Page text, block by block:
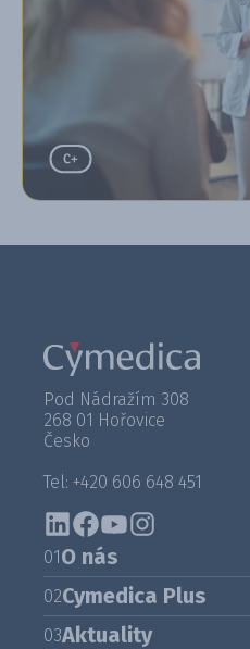
Pod Nádražím 308
268 01 Hořovice
Česko
Tel: +420 606 648 451
01O nás
02Cymedica Plus
03Aktuality